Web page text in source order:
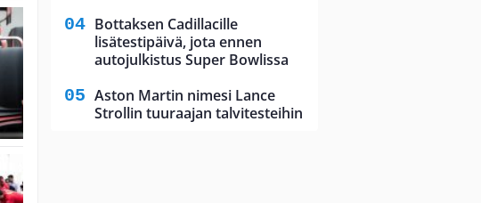
Bottaksen Cadillacille
lisätestipäivä, jota ennen
autojulkistus Super Bowlissa
Aston Martin nimesi Lance
Strollin tuuraajan talvitesteihin